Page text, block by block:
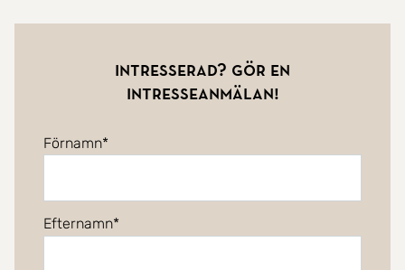
Intresserad? Gör en
intresseanmälan!
Förnamn
Efternamn